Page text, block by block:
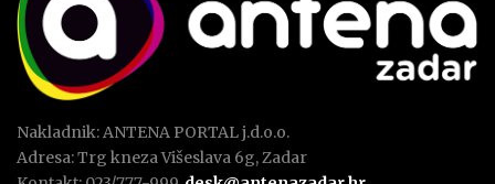
Nakladnik: ANTENA PORTAL j.d.o.o.
Adresa: Trg kneza Višeslava 6g, Zadar